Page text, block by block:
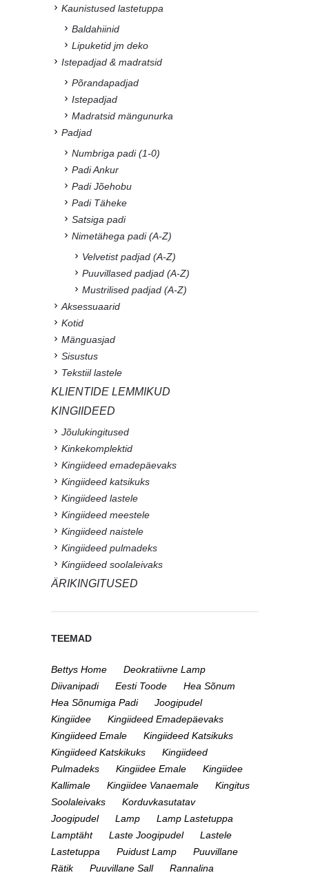
Kaunistused lastetuppa
Baldahiinid
Lipuketid jm deko
Istepadjad & madratsid
Põrandapadjad
Istepadjad
Madratsid mängunurka
Padjad
Numbriga padi (1-0)
Padi Ankur
Padi Jõehobu
Padi Täheke
Satsiga padi
Nimetähega padi (A-Z)
Velvetist padjad (A-Z)
Puuvillased padjad (A-Z)
Mustrilised padjad (A-Z)
Aksessuaarid
Kotid
Mänguasjad
Sisustus
Tekstiil lastele
KLIENTIDE LEMMIKUD
KINGIIDEED
Jõulukingitused
Kinkekomplektid
Kingiideed emadepäevaks
Kingiideed katsikuks
Kingiideed lastele
Kingiideed meestele
Kingiideed naistele
Kingiideed pulmadeks
Kingiideed soolaleivaks
ÄRIKINGITUSED
TEEMAD
Bettys Home
Deokratiivne Lamp
Diivanipadi
Eesti Toode
Hea Sõnum
Hea Sõnumiga Padi
Joogipudel
Kingiidee
Kingiideed Emadepäevaks
Kingiideed Emale
Kingiideed Katsikuks
Kingiideed Katskikuks
Kingiideed
Pulmadeks
Kingiidee Emale
Kingiidee
Kallimale
Kingiidee Vanaemale
Kingitus
Soolaleivaks
Korduvkasutatav
Joogipudel
Lamp
Lamp Lastetuppa
Lamptäht
Laste Joogipudel
Lastele
Lastetuppa
Puidust Lamp
Puuvillane
Rätik
Puuvillane Sall
Rannalina